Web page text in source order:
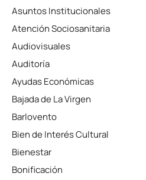
Asuntos Institucionales
Atención Sociosanitaria
Audiovisuales
Auditoría
Ayudas Económicas
Bajada de La Virgen
Barlovento
Bien de Interés Cultural
Bienestar
Bonificación